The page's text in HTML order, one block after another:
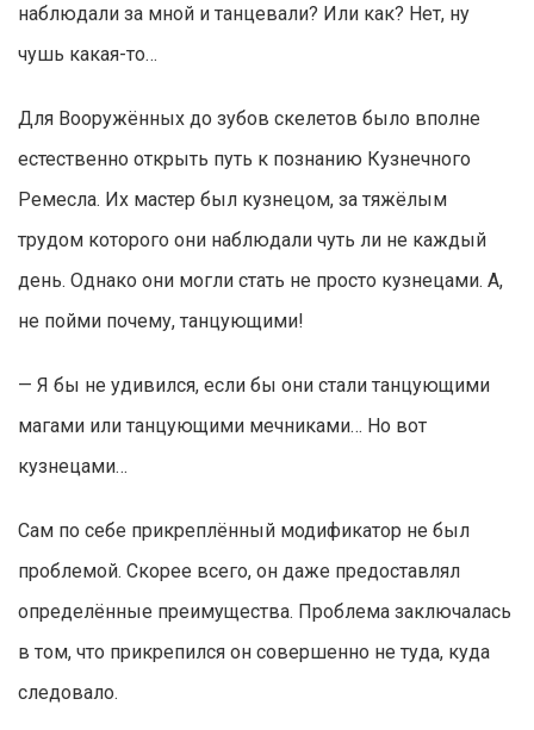
наблюдали за мной и танцевали? Или как? Нет, ну
чушь какая-то…
Для Вооружённых до зубов скелетов было вполне
естественно открыть путь к познанию Кузнечного
Ремесла. Их мастер был кузнецом, за тяжёлым
трудом которого они наблюдали чуть ли не каждый
день. Однако они могли стать не просто кузнецами. А,
не пойми почему, танцующими!
— Я бы не удивился, если бы они стали танцующими
магами или танцующими мечниками… Но вот
кузнецами…
Сам по себе прикреплённый модификатор не был
проблемой. Скорее всего, он даже предоставлял
определённые преимущества. Проблема заключалась
в том, что прикрепился он совершенно не туда, куда
следовало.